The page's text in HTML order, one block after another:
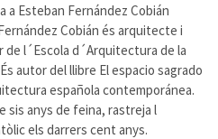
a Esteban Fernández Cobián
Cobián és arquitecte i
l´Escola d´Arquitectura de la
autor del llibre El espacio sagrado
española contemporánea.
sis anys de feina, rastreja l
els darrers cent anys.